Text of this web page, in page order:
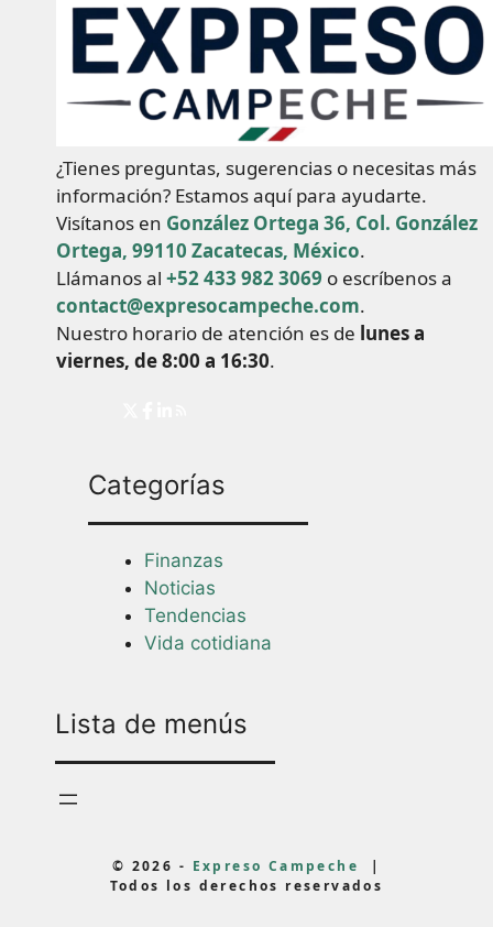
¿Tienes preguntas, sugerencias o necesitas más
información? Estamos aquí para ayudarte.
Visítanos en González Ortega 36, Col. González
Ortega, 99110 Zacatecas, México.
Llámanos al +52 433 982 3069 o escríbenos a
contact@expresocampeche.com.
Nuestro horario de atención es de lunes a
viernes, de 8:00 a 16:30.
Categorías
Finanzas
Noticias
Tendencias
Vida cotidiana
Lista de menús
© 2026 - Expreso Campeche
|
Todos los derechos reservados